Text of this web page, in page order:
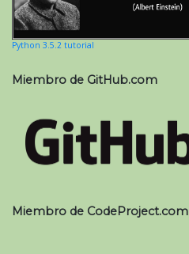
Python 3.5.2 tutorial
Miembro de GitHub.com
Miembro de CodeProject.com